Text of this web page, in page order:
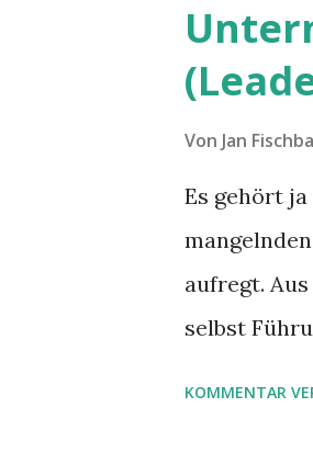
Von Jan
Es gehört
aufregt.
selbst
KOMMENTAR